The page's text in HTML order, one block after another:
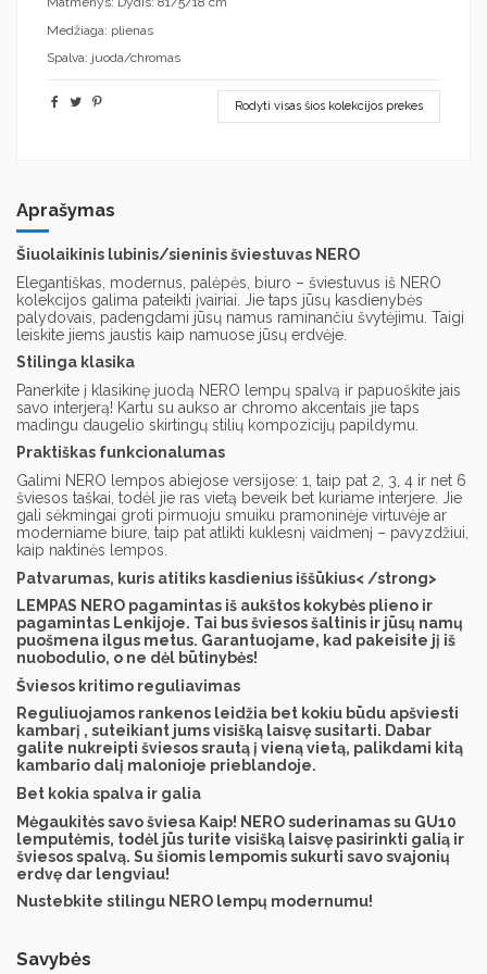
Medžiaga: plienas
Spalva: juoda/chromas
Rodyti visas šios kolekcijos prekes
Aprašymas
Šiuolaikinis lubinis/sieninis šviestuvas NERO
Elegantiškas, modernus, palėpės, biuro – šviestuvus iš NERO
kolekcijos galima pateikti įvairiai. Jie taps jūsų kasdienybės
palydovais, padengdami jūsų namus raminančiu švytėjimu. Taigi
leiskite jiems jaustis kaip namuose jūsų erdvėje.
Stilinga klasika
Panerkite į klasikinę juodą NERO lempų spalvą ir papuoškite jais
savo interjerą! Kartu su aukso ar chromo akcentais jie taps
madingu daugelio skirtingų stilių kompozicijų papildymu.
Praktiškas funkcionalumas
Galimi NERO lempos abiejose versijose: 1, taip pat 2, 3, 4 ir net 6
šviesos taškai, todėl jie ras vietą beveik bet kuriame interjere. Jie
gali sėkmingai groti pirmuoju smuiku pramoninėje virtuvėje ar
moderniame biure, taip pat atlikti kuklesnį vaidmenį – pavyzdžiui,
kaip naktinės lempos.
Patvarumas, kuris atitiks kasdienius iššūkius< /strong>
LEMPAS NERO pagamintas iš aukštos kokybės plieno ir
pagamintas Lenkijoje. Tai bus šviesos šaltinis ir jūsų namų
puošmena ilgus metus. Garantuojame, kad pakeisite jį iš
nuobodulio, o ne dėl būtinybės!
Šviesos kritimo reguliavimas
Reguliuojamos rankenos leidžia bet kokiu būdu apšviesti
kambarį , suteikiant jums visišką laisvę susitarti. Dabar
galite nukreipti šviesos srautą į vieną vietą, palikdami kitą
kambario dalį malonioje prieblandoje.
Bet kokia spalva ir galia
Mėgaukitės savo šviesa Kaip! NERO suderinamas su GU10
lemputėmis, todėl jūs turite visišką laisvę pasirinkti galią ir
šviesos spalvą. Su šiomis lempomis sukurti savo svajonių
erdvę dar lengviau!
Nustebkite stilingu NERO lempų modernumu!
Savybės